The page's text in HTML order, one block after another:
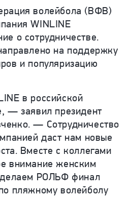
волейбола (ВФВ)
WINLINE
о сотрудничестве.
на поддержку
и популяризацию
в российской
— заявил президент
— Сотрудничество
даст нам новые
Вместе с коллегами
внимание женским
РОЛЬФ финал
пляжному волейболу